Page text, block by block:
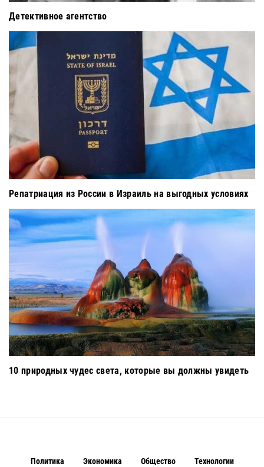
Детективное агентство
Репатриация из России в Израиль на выгодных условиях
10 природных чудес света, которые вы должны увидеть
Политика Экономика Общество Технологии